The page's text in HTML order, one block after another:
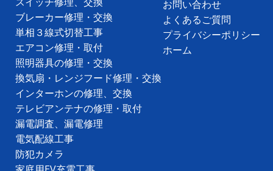
ブレーカー修理・交換
単相３線式切替工事
エアコン修理・取付
照明器具の修理・交換
換気扇・レンジフード修理・交換
インターホンの修理、交換
テレビアンテナの修理・取付
漏電調査、漏電修理
電気配線工事
防犯カメラ
お問い合わせ
よくあるご質問
プライバシーポリシー
ホーム